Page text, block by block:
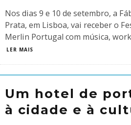
Nos dias 9 e 10 de setembro, a
Prata, em Lisboa, vai receber o
Merlin Portugal com música,
LER MAIS
Um hotel de
à cidade e à